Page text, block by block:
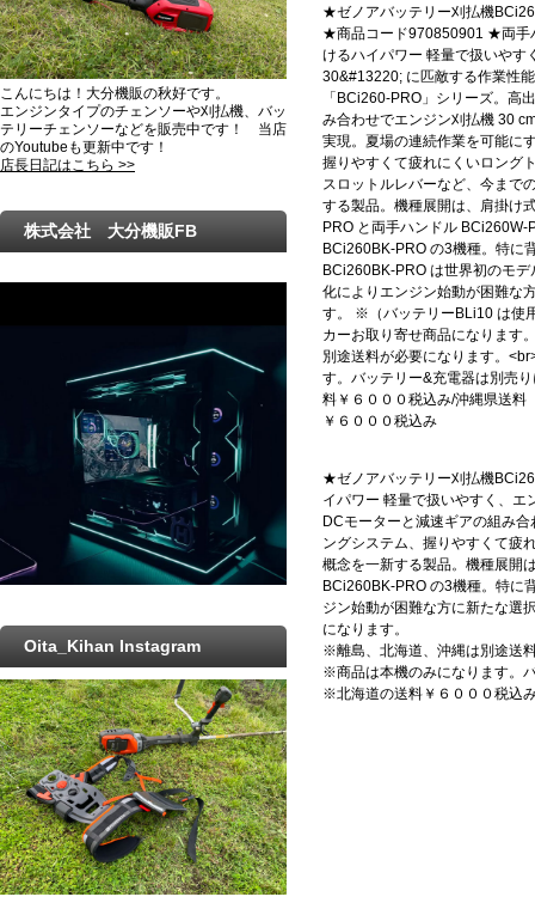
★ゼノアバッテリー刈払機
★商品コード970850901 ★両手
けるハイパワー 軽量で扱いやす
30&#13220; に匹敵する作業性
「BCi260-PRO」シリーズ。高
み合わせでエンジン刈払機 30
実現。夏場の連続作業を可能に
握りやすくて疲れにくいロング
スロットルレバーなど、今まで
する製品。機種展開は、肩掛け
PRO と両手ハンドル BCi260W-
BCi260BK-PRO の3機種。特に
BCi260BK-PRO は世界初のモ
化によりエンジン始動が困難な
す。 ※（バッテリーBLi10 は使
カーお取り寄せ商品になります
別途送料が必要になります。
す。バッテリー&充電器は別売
料￥６０００税込み/沖縄県送
￥６０００税込み
★ゼノアバッテリー刈払機
イパワー 軽量で扱いやすく、
DCモーターと減速ギアの組み
ングシステム、握りやすくて疲
概念を一新する製品。機種展開
BCi260BK-PRO の3機種。特に
ジン始動が困難な方に新たな選
になります。
※離島、北海道、沖縄は別途送
※商品は本機のみになります。
※北海道の送料￥６０００税込
こんにちは！大分機販の秋好です。
エンジンタイプのチェンソーや刈払機、バッ
テリーチェンソーなどを販売中です！ 当店
のYoutubeも更新中です！
店長日記はこちら >>
株式会社 大分機販FB
Oita_Kihan Instagram